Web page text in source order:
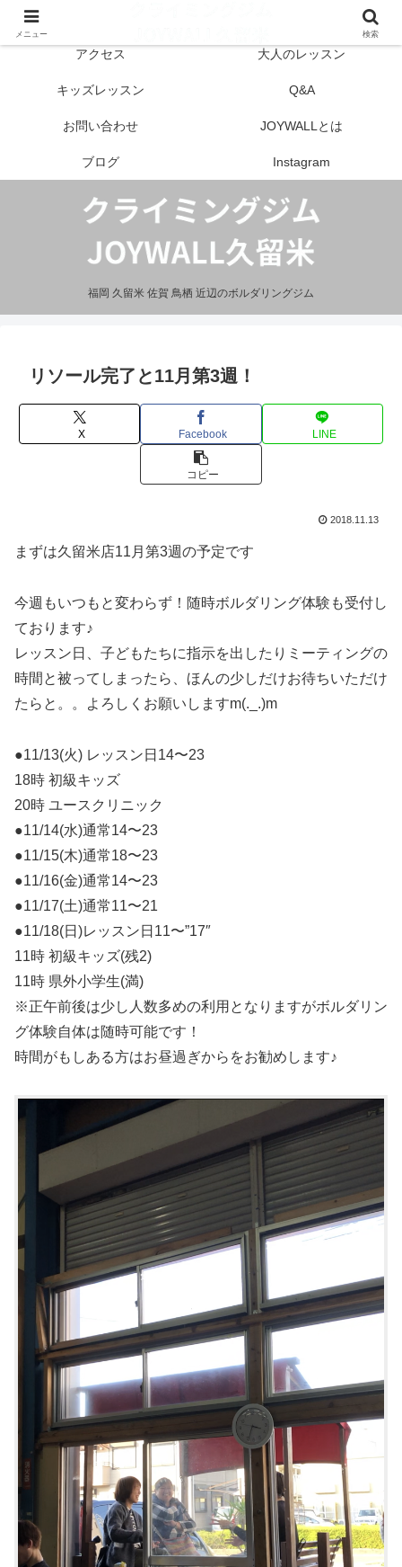
福岡 久留米 佐賀 鳥栖 近辺のボルダリングジム
アクセス 大人のレッスン
キッズレッスン Q&A
お問い合わせ JOYWALLとは
ブログ Instagram
リソール完了と11月第3週！
X Facebook LINE
コピー
2018.11.13
まずは久留米店11月第3週の予定です
今週もいつもと変わらず！随時ボルダリング体験も受付し
ております♪
レッスン日、子どもたちに指示を出したりミーティングの
時間と被ってしまったら、ほんの少しだけお待ちいただけ
たらと。。よろしくお願いしますm(._.)m
●11/13(火) レッスン日14〜23
18時 初級キッズ
20時 ユースクリニック
●11/14(水)通常14〜23
●11/15(木)通常18〜23
●11/16(金)通常14〜23
●11/17(土)通常11〜21
●11/18(日)レッスン日11〜”17″
11時 初級キッズ(残2)
11時 県外小学生(満)
※正午前後は少し人数多めの利用となりますがボルダリン
グ体験自体は随時可能です！
時間がもしある方はお昼過ぎからをお勧めします♪
メニュー 検索